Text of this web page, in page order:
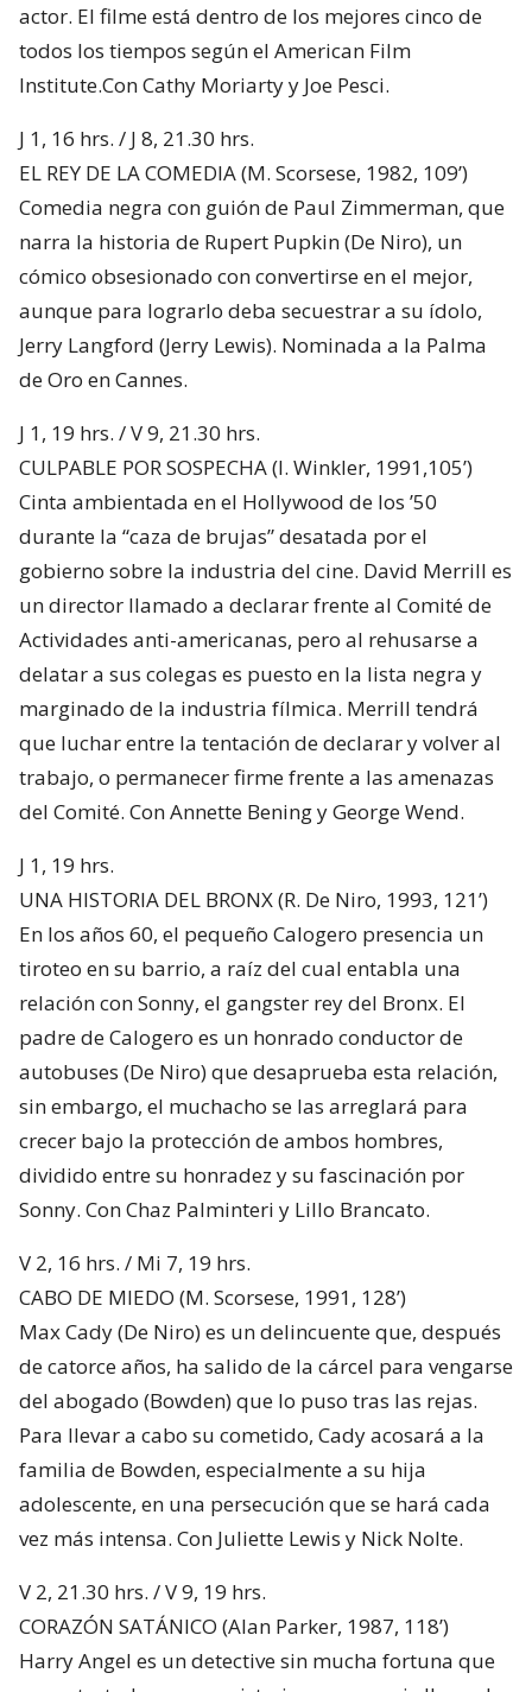
actor. El filme está dentro de los mejores cinco de
todos los tiempos según el American Film
Institute.Con Cathy Moriarty y Joe Pesci.
J 1, 16 hrs. / J 8, 21.30 hrs.
EL REY DE LA COMEDIA (M. Scorsese, 1982, 109’)
Comedia negra con guión de Paul Zimmerman, que
narra la historia de Rupert Pupkin (De Niro), un
cómico obsesionado con convertirse en el mejor,
aunque para lograrlo deba secuestrar a su ídolo,
Jerry Langford (Jerry Lewis). Nominada a la Palma
de Oro en Cannes.
J 1, 19 hrs. / V 9, 21.30 hrs.
CULPABLE POR SOSPECHA (I. Winkler, 1991,105’)
Cinta ambientada en el Hollywood de los ’50
durante la “caza de brujas” desatada por el
gobierno sobre la industria del cine. David Merrill es
un director llamado a declarar frente al Comité de
Actividades anti-americanas, pero al rehusarse a
delatar a sus colegas es puesto en la lista negra y
marginado de la industria fílmica. Merrill tendrá
que luchar entre la tentación de declarar y volver al
trabajo, o permanecer firme frente a las amenazas
del Comité. Con Annette Bening y George Wend.
J 1, 19 hrs.
UNA HISTORIA DEL BRONX (R. De Niro, 1993, 121’)
En los años 60, el pequeño Calogero presencia un
tiroteo en su barrio, a raíz del cual entabla una
relación con Sonny, el gangster rey del Bronx. El
padre de Calogero es un honrado conductor de
autobuses (De Niro) que desaprueba esta relación,
sin embargo, el muchacho se las arreglará para
crecer bajo la protección de ambos hombres,
dividido entre su honradez y su fascinación por
Sonny. Con Chaz Palminteri y Lillo Brancato.
V 2, 16 hrs. / Mi 7, 19 hrs.
CABO DE MIEDO (M. Scorsese, 1991, 128’)
Max Cady (De Niro) es un delincuente que, después
de catorce años, ha salido de la cárcel para vengarse
del abogado (Bowden) que lo puso tras las rejas.
Para llevar a cabo su cometido, Cady acosará a la
familia de Bowden, especialmente a su hija
adolescente, en una persecución que se hará cada
vez más intensa. Con Juliette Lewis y Nick Nolte.
V 2, 21.30 hrs. / V 9, 19 hrs.
CORAZÓN SATÁNICO (Alan Parker, 1987, 118’)
Harry Angel es un detective sin mucha fortuna que